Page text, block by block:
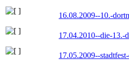
16.08.2009--10.-
17.04.2010--die-13.-
17.05.2009--